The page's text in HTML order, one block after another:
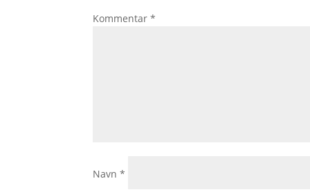
Kommentar*
Navn*